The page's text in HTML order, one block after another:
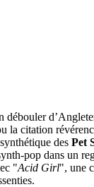
la citation
des Pet
pop dans un
"Acid Girl", une